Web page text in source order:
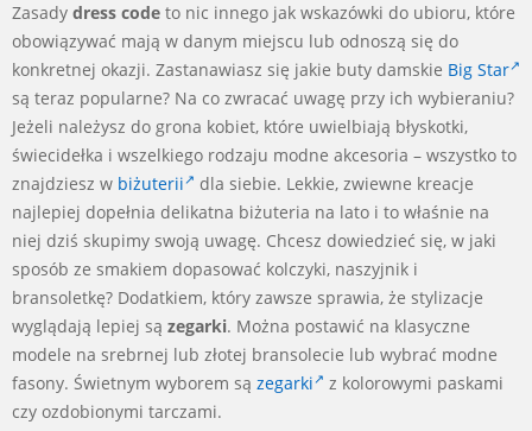
Zasady dress code to nic innego jak wskazówki do ubioru, które
obowiązywać mają w danym miejscu lub odnoszą się do
konkretnej okazji. Zastanawiasz się jakie buty damskie Big Star
są teraz popularne? Na co zwracać uwagę przy ich wybieraniu?
Jeżeli należysz do grona kobiet, które uwielbiają błyskotki,
świecidełka i wszelkiego rodzaju modne akcesoria – wszystko to
znajdziesz w biżuterii
dla siebie. Lekkie, zwiewne kreacje
najlepiej dopełnia delikatna biżuteria na lato i to właśnie na
niej dziś skupimy swoją uwagę. Chcesz dowiedzieć się, w jaki
sposób ze smakiem dopasować kolczyki, naszyjnik i
bransoletkę? Dodatkiem, który zawsze sprawia, że stylizacje
wyglądają lepiej są zegarki. Można postawić na klasyczne
modele na srebrnej lub złotej bransolecie lub wybrać modne
fasony. Świetnym wyborem są zegarki
z kolorowymi paskami
czy ozdobionymi tarczami.